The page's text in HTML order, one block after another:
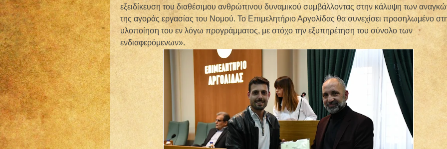
εξειδίκευση του διαθέσιμου ανθρώπινου δυναμικού συμβάλλοντας στην κάλυψη των
της αγοράς εργασίας του Νομού. Το Επιμελητήριο Αργολίδας θα συνεχίσει προσηλωμένο
υλοποίηση του εν λόγω προγράμματος, με στόχο την εξυπηρέτηση του σύνολο των
ενδιαφερόμενων».